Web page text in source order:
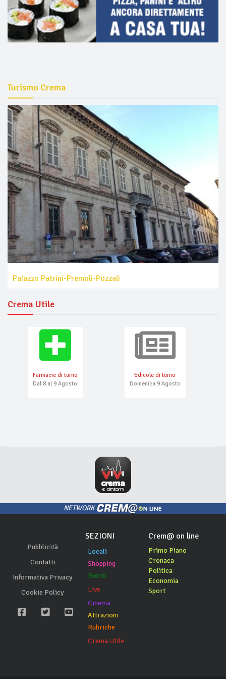
Turismo Crema
Palazzo Patrini-Premoli-Pozzali
Crema Utile
Farmacie di turno
Dal 8 al 9 Agosto
Edicole di turno
Domenica 9 Agosto
NETWORK
Pubblicità
Contatti
Informativa Privacy
Cookie Policy
SEZIONI
Locali
Shopping
Eventi
Live
Cinema
Attrazioni
Rubriche
Crema Utile
Crem@ on line
Primo Piano
Cronaca
Politica
Economia
Sport